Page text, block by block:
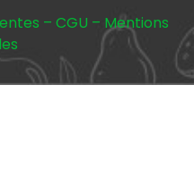
– CGU – Mentions